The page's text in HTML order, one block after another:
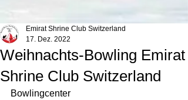
Weihnachts-Bowling Emirat
Shrine Club Switzerland
Emirat Shrine Club Switzerland
17. Dez. 2022
Bowlingcenter